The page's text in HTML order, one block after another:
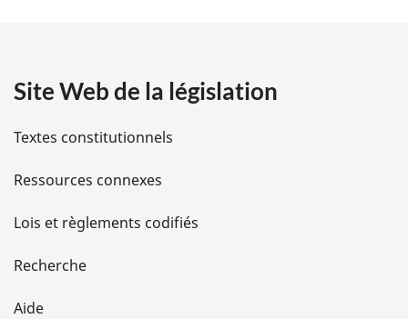
i
l
s
d
e
l
Site Web de la législation
Textes constitutionnels
Ressources connexes
Lois et règlements codifiés
Recherche
Aide